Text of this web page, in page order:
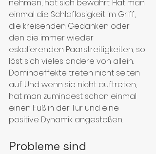
nehmen, hat sich bewährt. Hat man
einmal die Schlaflosigkeit im Griff,
die kreisenden Gedanken oder
den die immer wieder
eskalierenden Paarstreitigkeiten, so
löst sich vieles andere von allein.
Dominoeffekte treten nicht selten
auf. Und wenn sie nicht auftreten,
hat man zumindest schon einmal
einen Fuß in der Tür und eine
positive Dynamik angestoßen.
Probleme sind